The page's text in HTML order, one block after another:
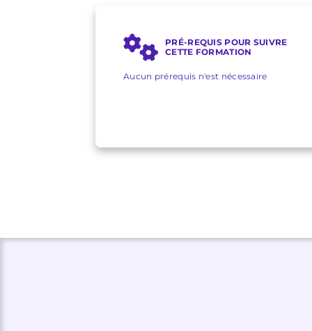
PRÉ-REQUIS POUR SUIVRE
CETTE FORMATION
Aucun prérequis n'est nécessaire